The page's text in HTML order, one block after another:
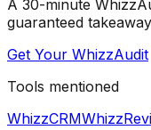
A 30-minute
guaranteed
Get Your WhizzAudit
Tools mentioned
WhizzCRM